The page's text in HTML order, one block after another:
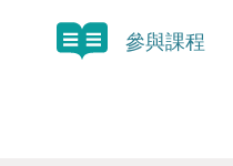
參與課程